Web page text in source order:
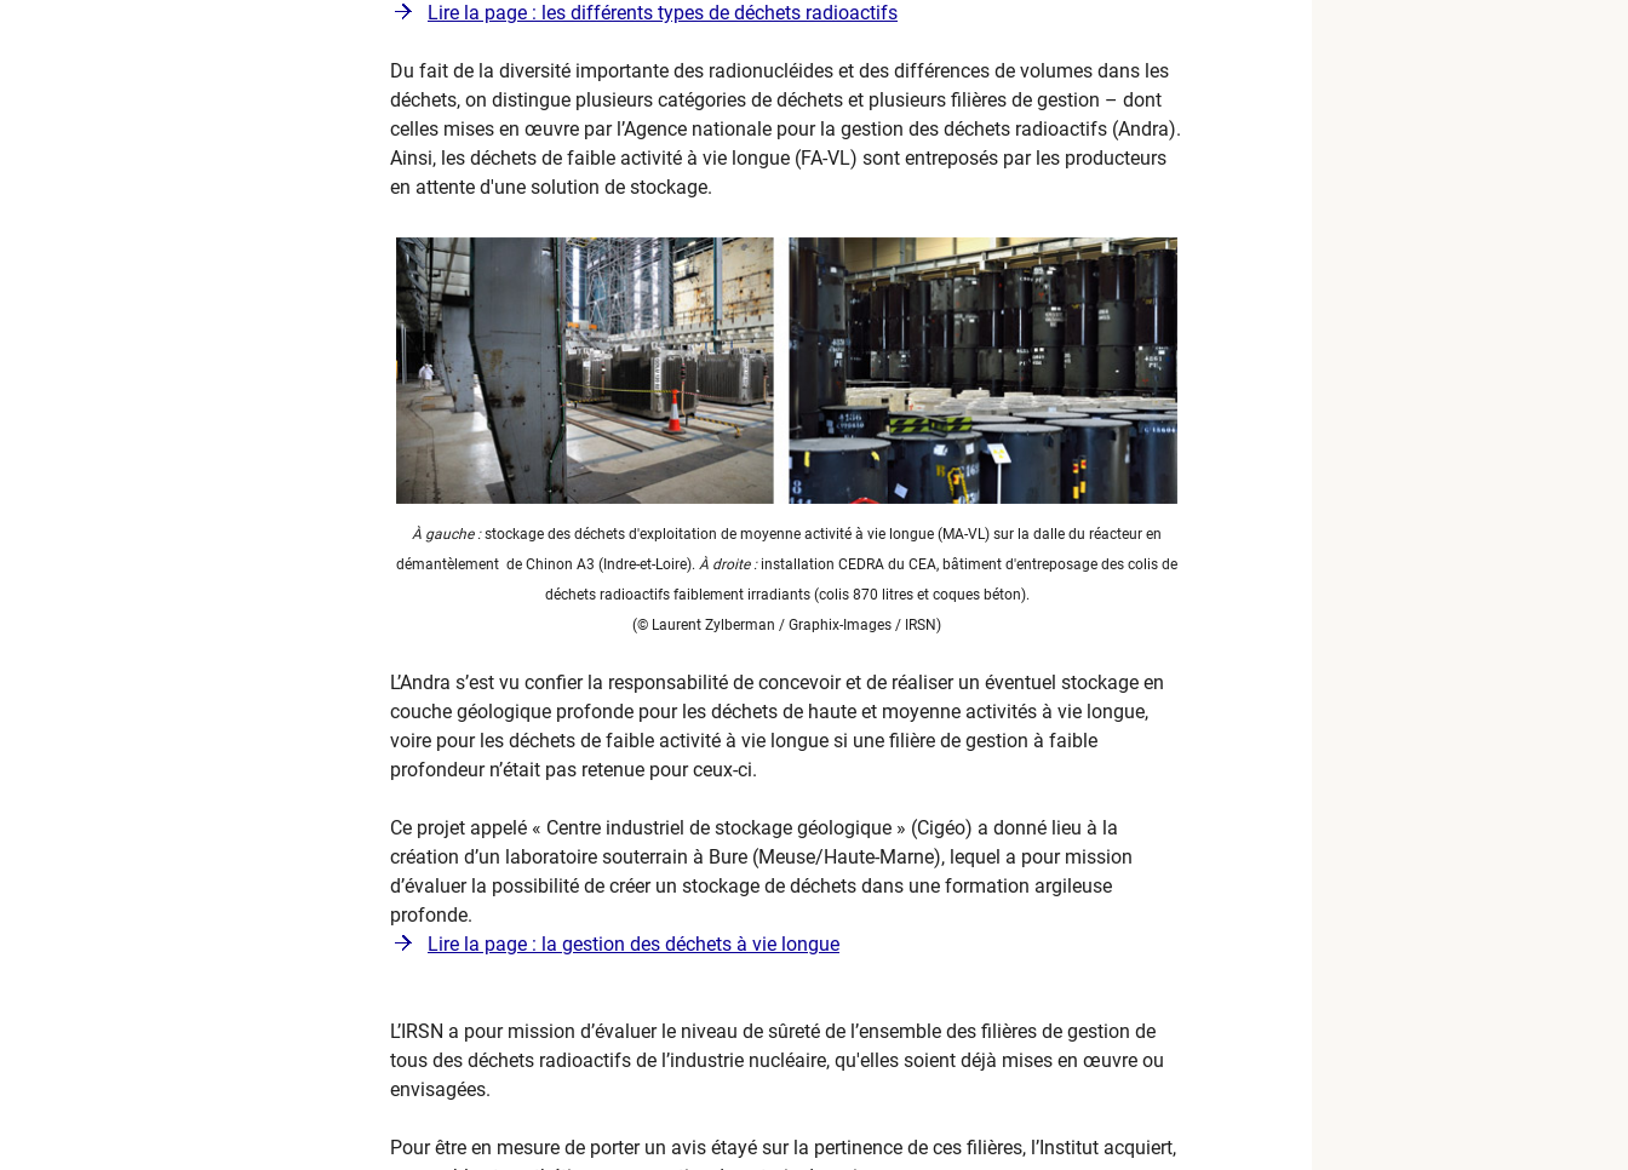
Lire la page : les différents types de déchets radioactifs
Du fait de la diversité importante des radionucléides et des différences de volumes dans les
déchets, on distingue plusieurs catégories de déchets et plusieurs filières de gestion – dont
celles mises en œuvre par l’Agence nationale pour la gestion des déchets radioactifs (Andra).
Ainsi, les déchets de faible activité à vie longue (FA-VL) sont entreposés par les producteurs
en attente d'une solution de stockage.
À gauche :stockage des déchets d'exploitation de moyenne activité à vie longue (MA-VL) sur la dalle du réacteur en
démantèlement de Chinon A3 (Indre-et-Loire). À droite :installation CEDRA du CEA, bâtiment d'entreposage des colis de
déchets radioactifs faiblement irradiants (colis 870 litres et coques béton).
(© Laurent Zylberman / Graphix-Images / IRSN)
L’Andra s’est vu confier la responsabilité de concevoir et de réaliser un éventuel stockage en
couche géologique profonde pour les déchets de haute et moyenne activités à vie longue,
voire pour les déchets de faible activité à vie longue si une filière de gestion à faible
profondeur n’était pas retenue pour ceux-ci.
Ce projet appelé « Centre industriel de stockage géologique » (Cigéo) a donné lieu à la
création d’un laboratoire souterrain à Bure (Meuse/Haute-Marne), lequel a pour mission
d’évaluer la possibilité de créer un stockage de déchets dans une formation argileuse
profonde.
Lire la page : la gestion des déchets à vie longue
​L’IRSN a pour mission d’évaluer le niveau de sûreté de l’ensemble des filières de gestion de
tous des déchets radioactifs de l’industrie nucléaire, qu'elles soient déjà mises en œuvre ou
envisagées.
Pour être en mesure de porter un avis étayé sur la pertinence de ces filières, l’Institut acquiert,